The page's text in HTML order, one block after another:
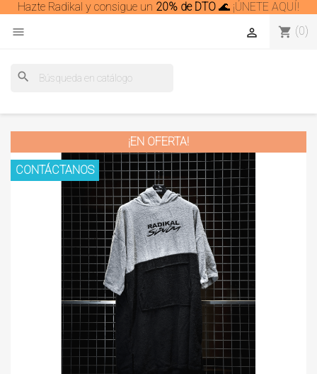
Hazte Radikal y consigue un 20% de DTO 🌊 ¡ÚNETE AQUÍ!
 shopping_cart (0)

search
¡EN OFERTA!
CONTÁCTANOS